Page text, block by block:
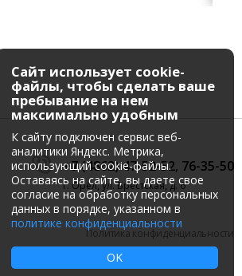
+7 (4862) 47-52-52, 76-35-50
г. Орёл, ул. Брестская, д. 6
Политика конфиденциальности
Сайт использует cookie-
файлы, чтобы сделать ваше
пребывание на нем
максимально удобным
К cайту подключен сервис веб-
аналитики Яндекс. Метрика,
использующий cookie-файлы.
Оставаясь на сайте, вы даете свое
согласие на обработку персональных
данных в порядке, указанном в
политике конфиденциальности
OK